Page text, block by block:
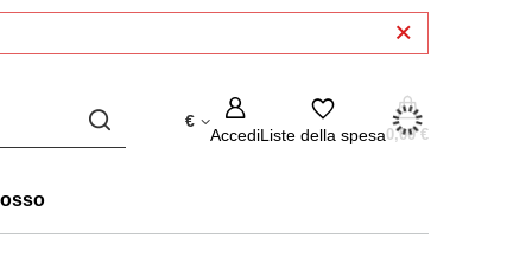
€
AccediListe della spesa0,00 €